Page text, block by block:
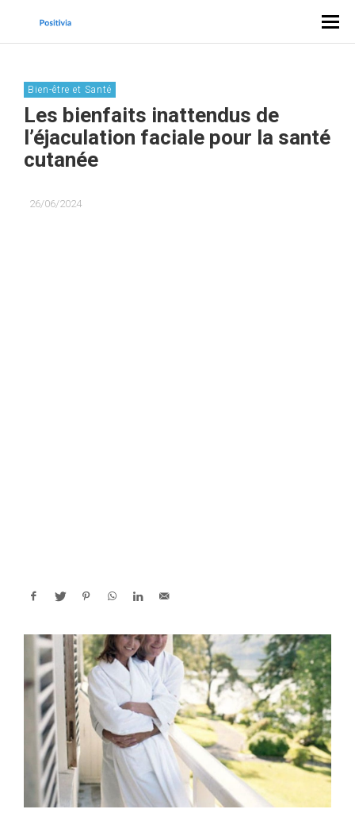
Bien-être et Santé
Les bienfaits inattendus de
l’éjaculation faciale pour la santé
cutanée
26/06/2024